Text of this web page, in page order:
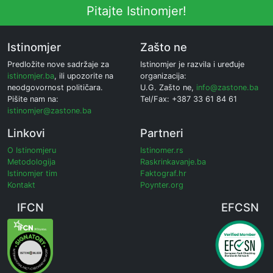
Pitajte Istinomjer!
Istinomjer
Predložite nove sadržaje za
istinomjer.ba, ili upozorite na
neodgovornost političara.
Pišite nam na:
istinomjer@zastone.ba
Zašto ne
Istinomjer je razvila i uređuje
organizacija:
U.G. Zašto ne, info@zastone.ba
Tel/Fax: +387 33 61 84 61
Linkovi
O Istinomjeru
Metodologija
Istinomjer tim
Kontakt
Partneri
Istinomer.rs
Raskrinkavanje.ba
Faktograf.hr
Poynter.org
IFCN EFCSN